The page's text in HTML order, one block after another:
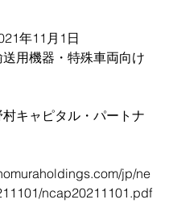
年11月1日
用機器・特殊車両向け
キャピタル・パートナ
jp/ne
ncap20211101.pdf